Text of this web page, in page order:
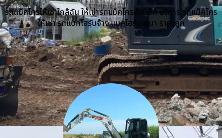
รถแม็คโครให้เช่าใกล้ฉัน ให้เช่ารถแม็คโครหัวแย็ก บริการ รถแม็คโคร
ให้เช่า รถแบคโฮรับจ้าง แบคโฮรับเหมา ราคาถูก